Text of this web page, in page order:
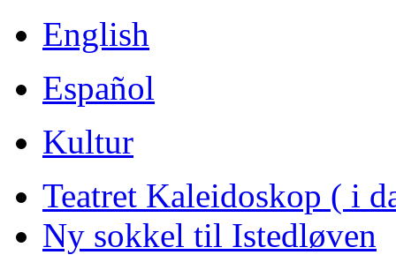
English
Español
Kultur
Teatret Kaleidoskop ( i
Ny sokkel til Istedløven